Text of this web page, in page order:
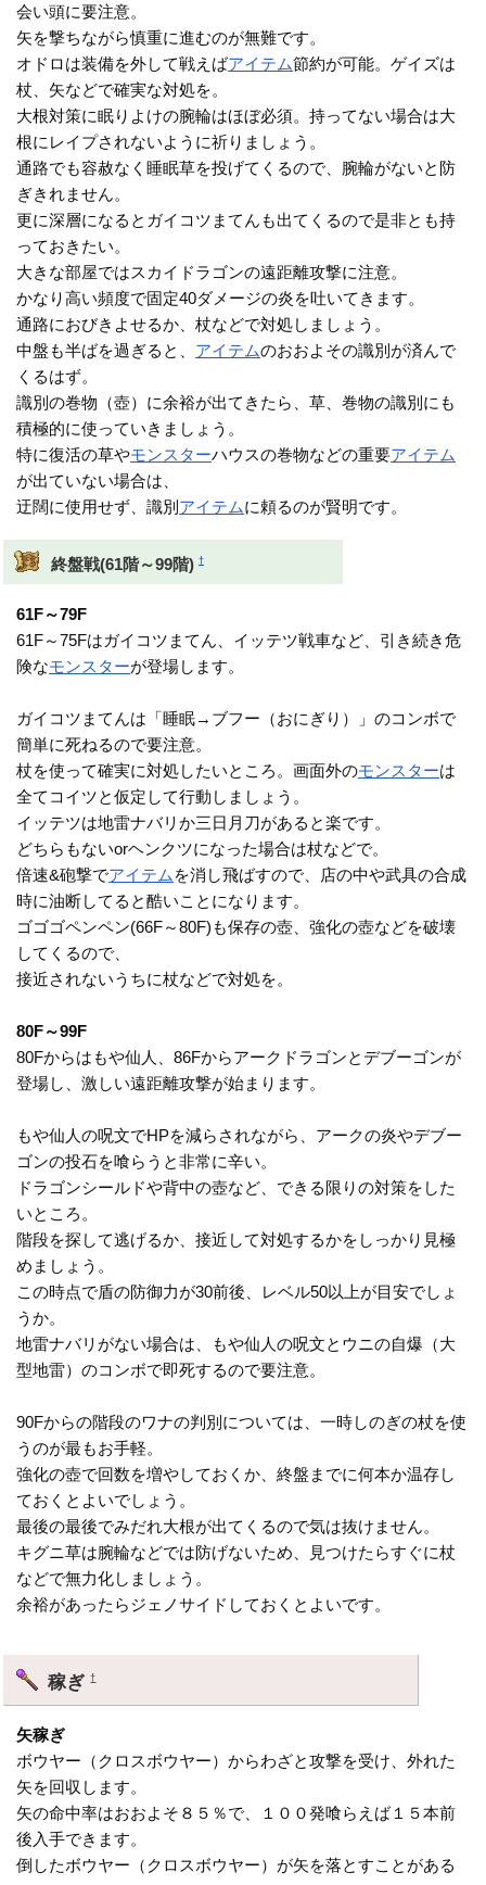
会い頭に要注意。
矢を撃ちながら慎重に進むのが無難です。
オドロは装備を外して戦えばアイテム節約が可能。ゲイズは
杖、矢などで確実な対処を。
大根対策に眠りよけの腕輪はほぼ必須。持ってない場合は大
根にレイプされないように祈りましょう。
通路でも容赦なく睡眠草を投げてくるので、腕輪がないと防
ぎきれません。
更に深層になるとガイコツまてんも出てくるので是非とも持
っておきたい。
大きな部屋ではスカイドラゴンの遠距離攻撃に注意。
かなり高い頻度で固定40ダメージの炎を吐いてきます。
通路におびきよせるか、杖などで対処しましょう。
中盤も半ばを過ぎると、 アイテムのおおよその識別が済んで
くるはず。
識別の巻物（壺）に余裕が出てきたら、草、巻物の識別にも
積極的に使っていきましょう。
特に復活の草やモンスターハウスの巻物などの重要アイテム
が出ていない場合は、
迂闊に使用せず、識別 アイテムに頼るのが賢明です。
終盤戦(61階～99階) †
61F～79F
61F～75Fはガイコツまてん、イッテツ戦車など、引き続き危
険なモンスターが登場します。
ガイコツまてんは「睡眠→ブフー（おにぎり）」のコンボで
簡単に死ねるので要注意。
杖を使って確実に対処したいところ。画面外のモンスターは
全てコイツと仮定して行動しましょう。
イッテツは地雷ナバリか三日月刀があると楽です。
どちらもないorヘンクツになった場合は杖などで。
倍速&砲撃でアイテム を消し飛ばすので、店の中や武具の合成
時に油断してると酷いことになります。
ゴゴゴペンペン(66F～80F)も保存の壺、強化の壺などを破壊
してくるので、
接近されないうちに杖などで対処を。
80F～99F
80Fからはもや仙人、86Fからアークドラゴンとデブーゴンが
登場し、激しい遠距離攻撃が始まります。
もや仙人の呪文でHPを減らされながら、アークの炎やデブー
ゴンの投石を喰らうと非常に辛い。
ドラゴンシールドや背中の壺など、できる限りの対策をした
いところ。
階段を探して逃げるか、接近して対処するかをしっかり見極
めましょう。
この時点で盾の防御力が30前後、レベル50以上が目安でしょ
うか。
地雷ナバリがない場合は、もや仙人の呪文とウニの自爆（大
型地雷）のコンボで即死するので要注意。
90Fからの階段のワナの判別については、一時しのぎの杖を使
うのが最もお手軽。
強化の壺で回数を増やしておくか、終盤までに何本か温存し
ておくとよいでしょう。
最後の最後でみだれ大根が出てくるので気は抜けません。
キグニ草は腕輪などでは防げないため、見つけたらすぐに杖
などで無力化しましょう。
余裕があったらジェノサイドしておくとよいです。
稼ぎ†
矢稼ぎ
ボウヤー（クロスボウヤー）からわざと攻撃を受け、外れた
矢を回収します。
矢の命中率はおおよそ８５％で、１００発喰らえば１５本前
後入手できます。
倒したボウヤー（クロスボウヤー）が矢を落とすことがある